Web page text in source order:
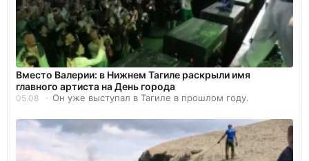
Вместо Валерии: в Нижнем Тагиле раскрыли имя
главного артиста на День города
05.08 Он уже выступал в Тагиле в прошлом году.